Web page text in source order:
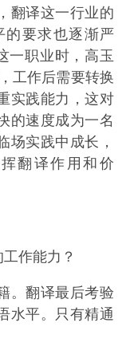
翻译这一行业的
的要求也逐渐严
一职业时，高玉
工作后需要转换
实践能力，这对
的速度成为一名
场实践中成长，
翻译作用和价
作能力？
。翻译最后考验
水平。只有精通